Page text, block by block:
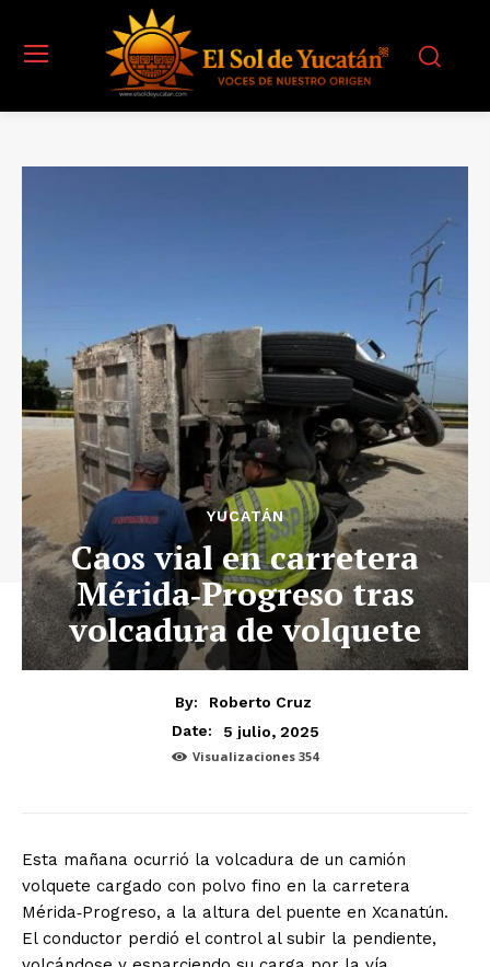
YUCATÁN
Caos vial en carretera
Mérida‑Progreso tras
volcadura de volquete
By:
Roberto Cruz
Date:
5 julio, 2025
Visualizaciones 354
Esta mañana ocurrió la volcadura de un camión
volquete cargado con polvo fino en la carretera
Mérida‑Progreso, a la altura del puente en Xcanatún.
El conductor perdió el control al subir la pendiente,